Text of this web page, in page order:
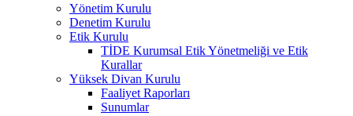
Yönetim Kurulu
Denetim Kurulu
Etik Kurulu
TİDE Kurumsal Etik Yönetmeliği ve Etik
Kurallar
Yüksek Divan Kurulu
Faaliyet Raporları
Sunumlar